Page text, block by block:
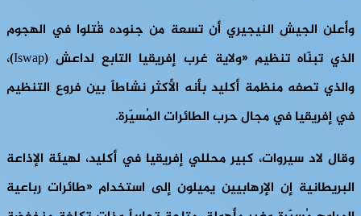
وأعلن الجيش النيجيري أن تسعة من جنوده قُتلوا في الهجوم
الذي تبنّاه تنظيم «ولاية غرب إفريقيا التابع لداعش (Iswap)،
والذي تصفه منظمة أكليد بأنه الأكثر نشاطاً بين فروع التنظيم
في إفريقيا في مجال حرب الطائرات المُسيّرة.
وقال لاد سيروات، كبير محللي إفريقيا في أكليد، لهيئة الإذاعة
البريطانية إن الإرهابيين يميلون إلى استخدام «طائرات رباعية